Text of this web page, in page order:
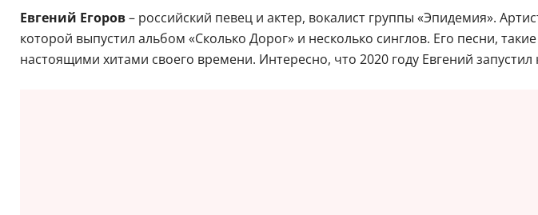
Евгений Егоров– российский певец и актер, вокалист группы «Эпидемия».
которой выпустил альбом «Сколько Дорог» и несколько синглов. Его песни,
настоящими хитами своего времени. Интересно, что 2020 году Евгений